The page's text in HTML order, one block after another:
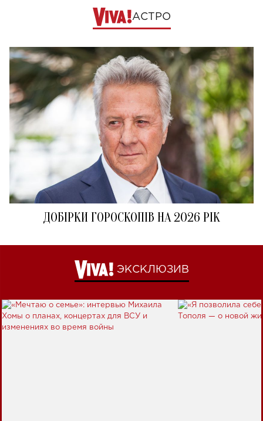
АСТРО
ДОБІРКИ ГОРОСКОПІВ НА 2026 РІК
ЭКСКЛЮЗИВ